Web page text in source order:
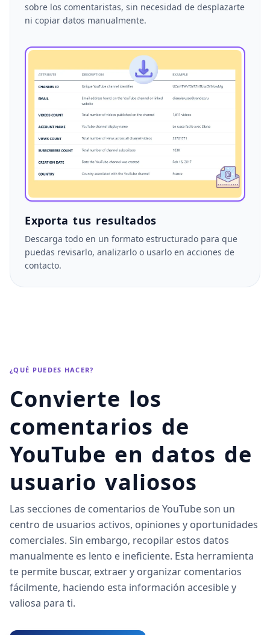
sobre los comentaristas, sin necesidad de desplazarte
ni copiar datos manualmente.
Exporta tus resultados
Descarga todo en un formato estructurado para que
puedas revisarlo, analizarlo o usarlo en acciones de
contacto.
¿QUÉ PUEDES HACER?
Convierte los
comentarios de
YouTube en datos de
usuario valiosos
Las secciones de comentarios de YouTube son un
centro de usuarios activos, opiniones y oportunidades
comerciales. Sin embargo, recopilar estos datos
manualmente es lento e ineficiente. Esta herramienta
te permite buscar, extraer y organizar comentarios
fácilmente, haciendo esta información accesible y
valiosa para ti.